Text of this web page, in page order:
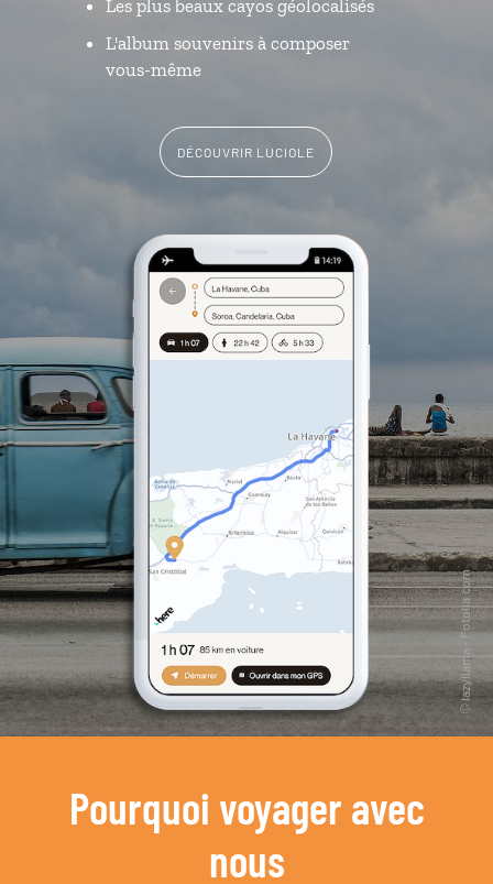
Les plus beaux cayos géolocalisés
L'album souvenirs à composer
vous-même
DÉCOUVRIR LUCIOLE
Pourquoi voyager avec
nous